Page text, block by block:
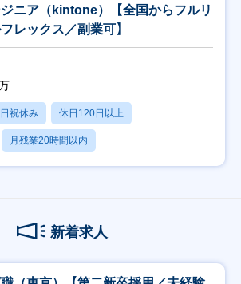
ニア（kintone）【全国からフルリ
レックス／副業可】
祝休み 休日120日以上
月残業20時間以内
新着求人